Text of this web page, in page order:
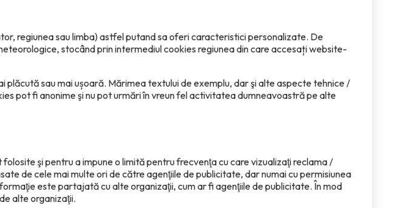
regiunea sau limba) astfel putand sa oferi caracteristici personalizate. De
stocând prin intermediul cookies regiunea din care accesați website-
sau mai ușoară. Mărimea textului de exemplu, dar şi alte aspecte tehnice /
pot fi anonime şi nu pot urmări în vreun fel activitatea dumneavoastră pe alte
şi pentru a impune o limită pentru frecvenţa cu care vizualizaţi reclama /
de cele mai multe ori de către agenţiile de publicitate, dar numai cu permisiunea
este partajată cu alte organizaţii, cum ar fi agenţiile de publicitate. În mod
alte organizaţii.